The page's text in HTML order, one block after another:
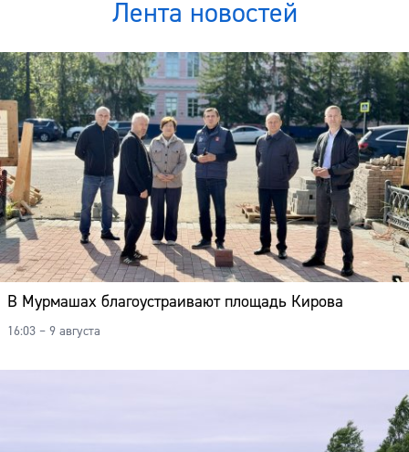
Лента новостей
В Мурмашах благоустраивают площадь Кирова
16:03 – 9 августа